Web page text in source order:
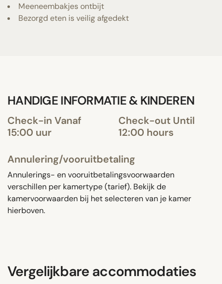
Meeneembakjes ontbijt
Bezorgd eten is veilig afgedekt
HANDIGE INFORMATIE & KINDEREN
Check-in Vanaf
15:00 uur
Check-out Until
12:00 hours
Annulering/vooruitbetaling
Annulerings- en vooruitbetalingsvoorwaarden
verschillen per kamertype (tarief). Bekijk de
kamervoorwaarden bij het selecteren van je kamer
hierboven.
Vergelijkbare accommodaties